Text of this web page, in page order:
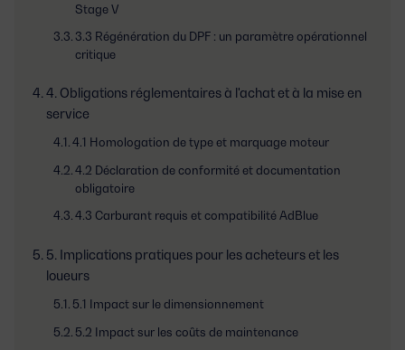
Stage V
3.3 Régénération du DPF : un paramètre opérationnel
critique
4. Obligations réglementaires à l'achat et à la mise en
service
4.1 Homologation de type et marquage moteur
4.2 Déclaration de conformité et documentation
obligatoire
4.3 Carburant requis et compatibilité AdBlue
5. Implications pratiques pour les acheteurs et les
loueurs
5.1 Impact sur le dimensionnement
5.2 Impact sur les coûts de maintenance